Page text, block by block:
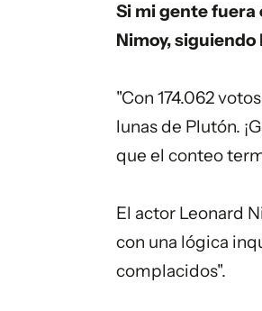
Si mi gente fuera
Nimoy,
"Con 174.062
lunas de Plutón.
que el conteo
El actor Leonard
con una lógica
complacidos".